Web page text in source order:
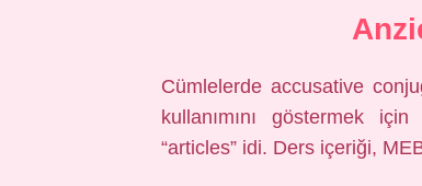
Cümlelerde accusative
kullanımını göstermek
“articles” idi. Ders içeriği,